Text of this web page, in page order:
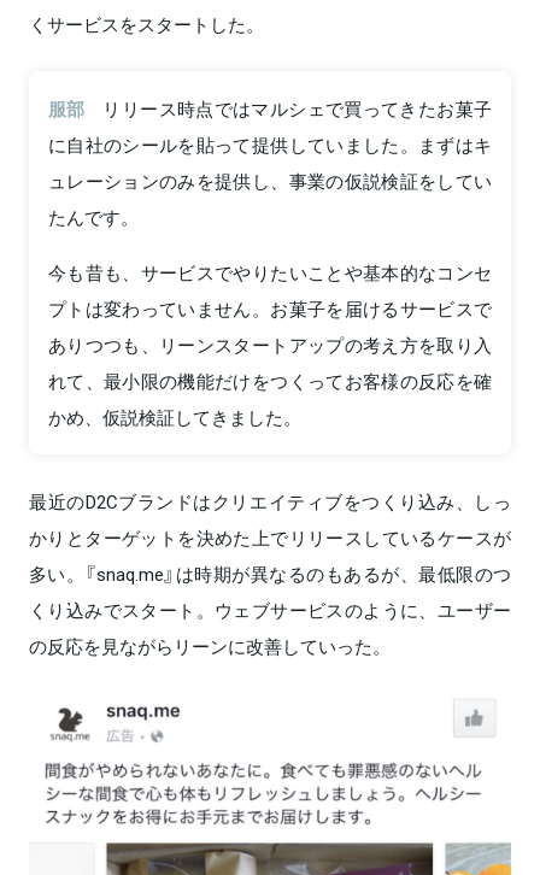
くサービスをスタートした。
服部
リリース時点ではマルシェで買ってきたお菓子
に自社のシールを貼って提供していました。まずはキ
ュレーションのみを提供し、事業の仮説検証をしてい
たんです。
今も昔も、サービスでやりたいことや基本的なコンセ
プトは変わっていません。お菓子を届けるサービスで
ありつつも、リーンスタートアップの考え方を取り入
れて、最小限の機能だけをつくってお客様の反応を確
かめ、仮説検証してきました。
最近のD2Cブランドはクリエイティブをつくり込み、しっ
かりとターゲットを決めた上でリリースしているケースが
多い。『snaq.me』は時期が異なるのもあるが、最低限のつ
くり込みでスタート。ウェブサービスのように、ユーザー
の反応を見ながらリーンに改善していった。